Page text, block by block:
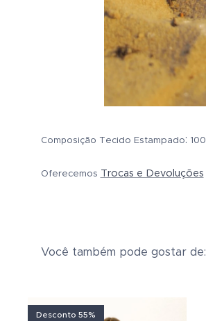
Composição Tecido Estampado: 100
Oferecemos Trocas e Devoluções
Você também pode gostar de:
Desconto 55%